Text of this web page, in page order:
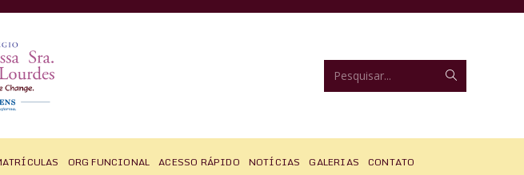
Pesquisar...
ORG FUNCIONAL ACESSO RÁPIDO NOTÍCIAS GALERIAS CONTATO